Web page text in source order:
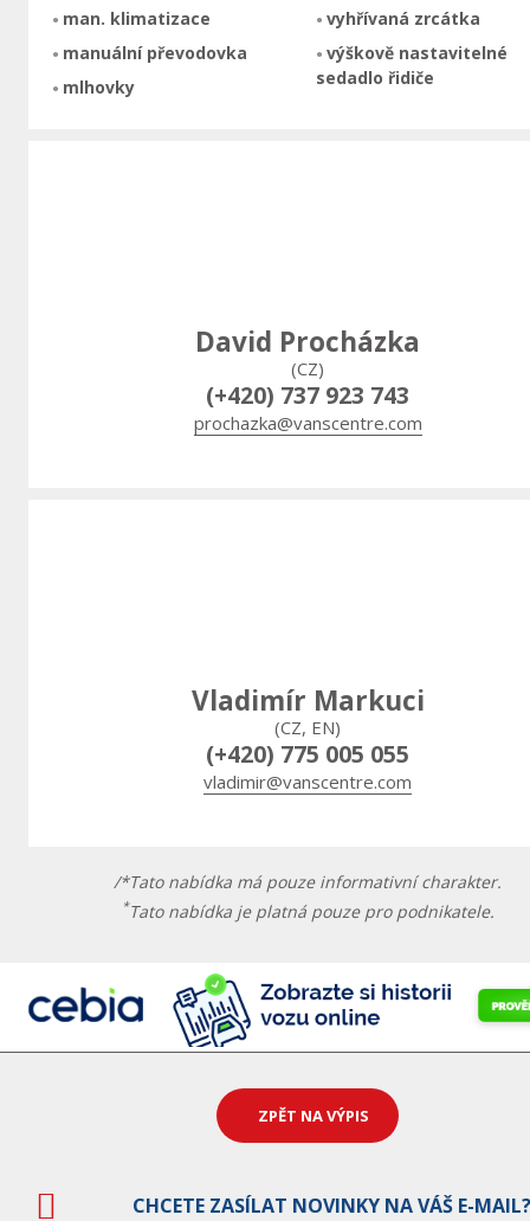
man. klimatizace
manuální převodovka
mlhovky
vyhřívaná zrcátka
výškově nastavitelné
sedadlo řidiče
David Procházka
(CZ)
(+420) 737 923 743
prochazka@vanscentre.com
Vladimír Markuci
(CZ, EN)
(+420) 775 005 055
vladimir@vanscentre.com
/*Tato nabídka má pouze informativní charakter.
*Tato nabídka je platná pouze pro podnikatele.
ZPĚT NA VÝPIS
CHCETE ZASÍLAT NOVINKY NA VÁŠ E-MAIL?